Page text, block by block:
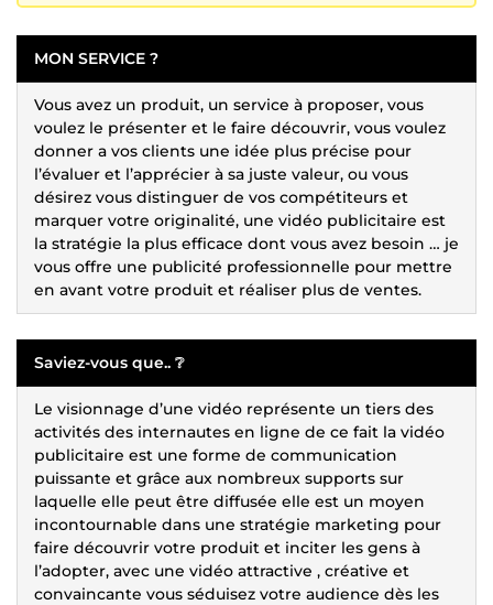
MON SERVICE ?
Vous avez un produit, un service à proposer, vous
voulez le présenter et le faire découvrir, vous voulez
donner a vos clients une idée plus précise pour
l’évaluer et l’apprécier à sa juste valeur, ou vous
désirez vous distinguer de vos compétiteurs et
marquer votre originalité, une vidéo publicitaire est
la stratégie la plus efficace dont vous avez besoin … je
vous offre une publicité professionnelle pour mettre
en avant votre produit et réaliser plus de ventes.
Saviez-vous que.. ❔
Le visionnage d’une vidéo représente un tiers des
activités des internautes en ligne de ce fait la vidéo
publicitaire est une forme de communication
puissante et grâce aux nombreux supports sur
laquelle elle peut être diffusée elle est un moyen
incontournable dans une stratégie marketing pour
faire découvrir votre produit et inciter les gens à
l’adopter, avec une vidéo attractive , créative et
convaincante vous séduisez votre audience dès les